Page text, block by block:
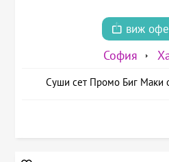
виж
София
Суши сет Промо Биг Маки